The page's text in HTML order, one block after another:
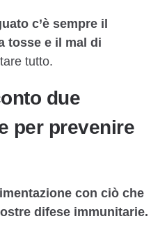
c’è sempre il
tosse e il mal di
tutto.
due
per prevenire
con ciò che
difese immunitarie.